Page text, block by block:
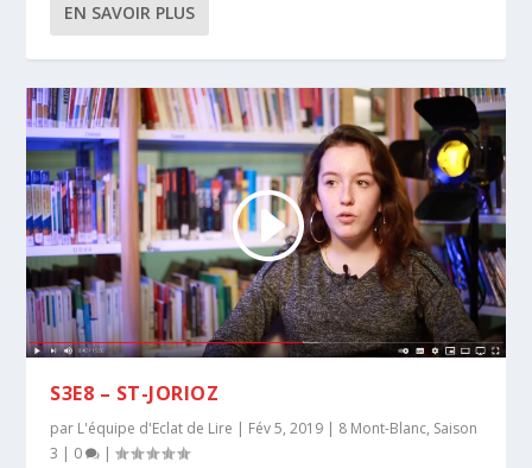
EN SAVOIR PLUS
S3E8 – ST-JORIOZ
par L'équipe d'Eclat de Lire | Fév 5, 2019 | 8 Mont-Blanc, Saison
3 | 0 |